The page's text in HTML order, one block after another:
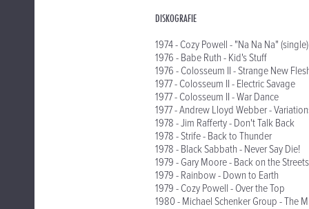
DISKOGRAFIE
1974 - Cozy Powell - "Na Na Na" (single)
1976 - Babe Ruth - Kid's Stuff
1976 - Colosseum II - Strange New
1977 - Colosseum II - Electric Savage
1977 - Colosseum II - War Dance
1977 - Andrew Lloyd Webber -
1978 - Jim Rafferty - Don't Talk Back
1978 - Strife - Back to Thunder
1978 - Black Sabbath - Never Say Die!
1979 - Gary Moore - Back on the Streets
1979 - Rainbow - Down to Earth
1979 - Cozy Powell - Over the Top
1980 - Michael Schenker Group - The